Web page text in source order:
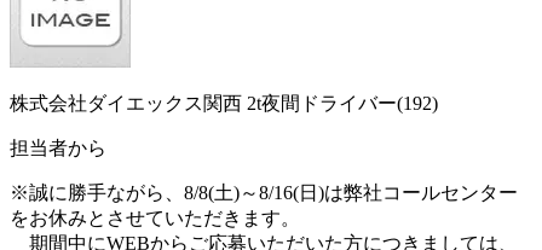
株式会社ダイエックス関西 2t夜間ドライバー(192)
担当者から
※誠に勝手ながら、8/8(土)～8/16(日)は弊社コールセンター
をお休みとさせていただきます。
期間中にWEBからご応募いただいた方につきましては、